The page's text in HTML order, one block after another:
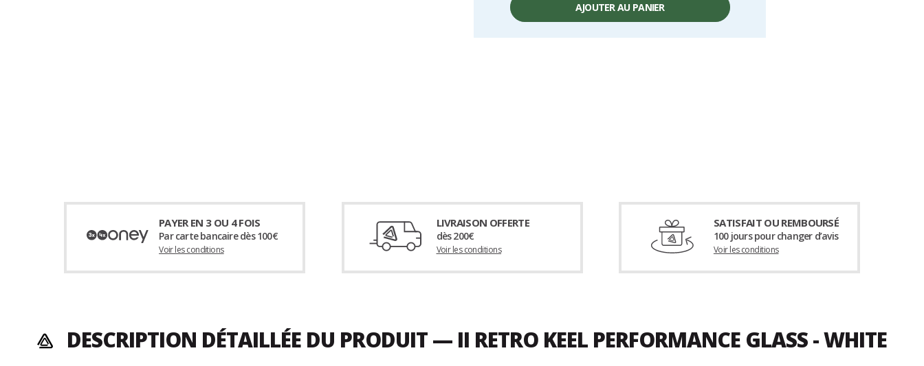
AJOUTER AU PANIER
PAYER EN 3 OU 4 FOIS
Par carte bancaire dès 100€
Voir les conditions
LIVRAISON OFFERTE
dès 200€
Voir les conditions
SATISFAIT OU REMBOURSÉ
100 jours pour changer d’avis
Voir les conditions
DESCRIPTION DÉTAILLÉE DU PRODUIT — II RETRO KEEL PERFORMANCE GLASS - WHITE